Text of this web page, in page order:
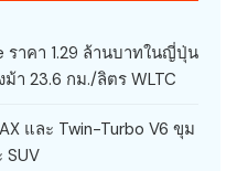
ราคา 1.29 ล้านบาทในญี่ปุ่น
า 23.6 กม./ลิตร WLTC
และ Twin-Turbo V6 ขุม
SUV